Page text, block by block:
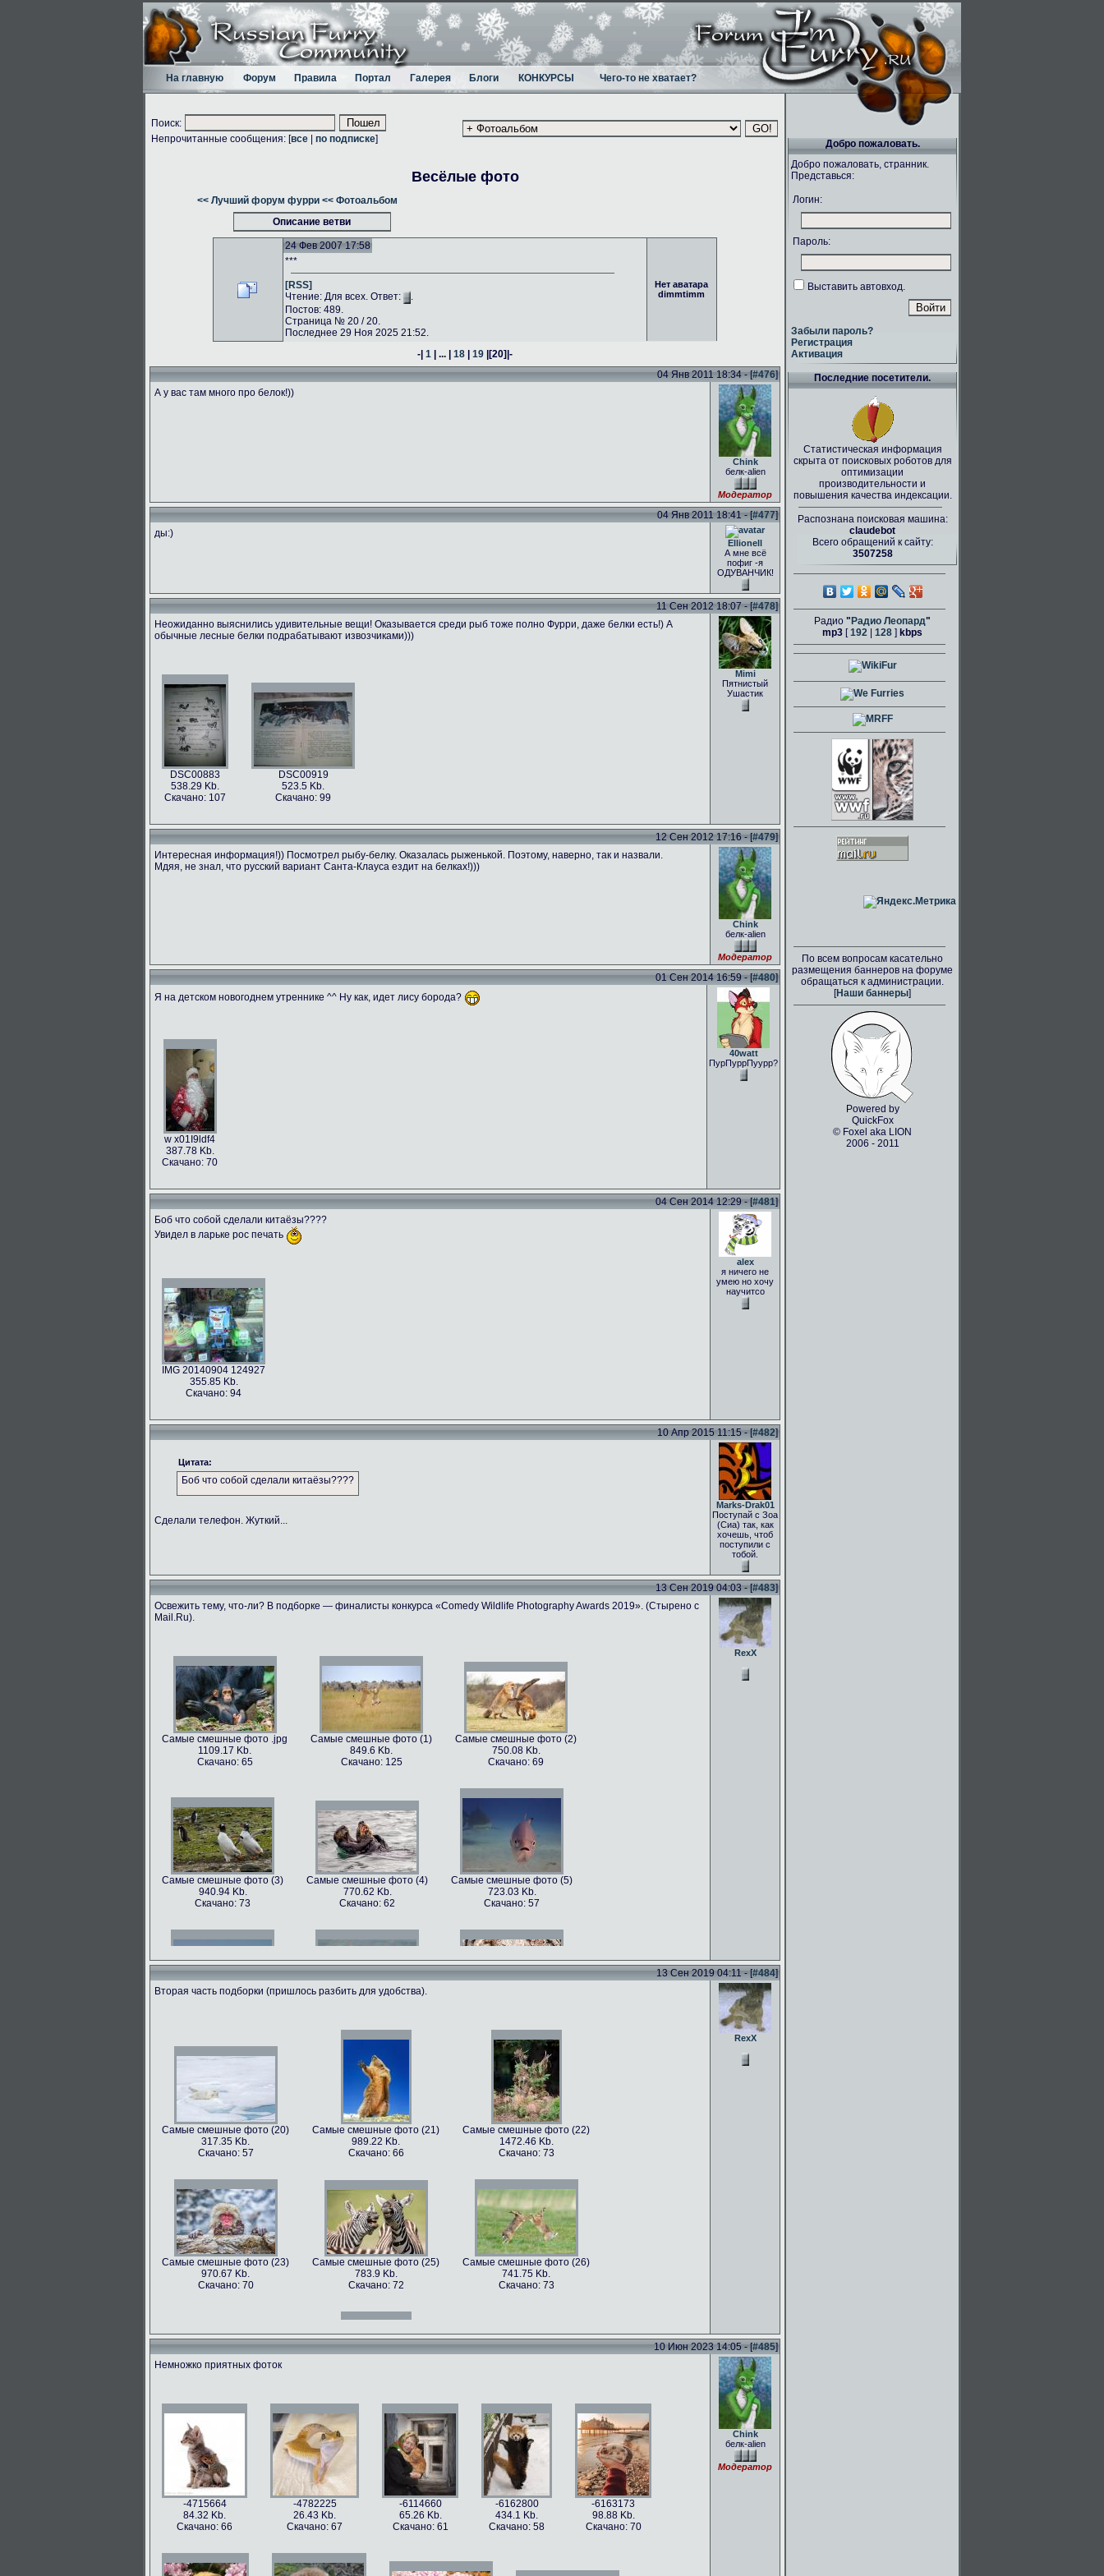
На главную Форум Правила Портал Галерея Блоги КОНКУРСЫ Чего-то не хватает?
Поиск:
Непрочитанные сообщения: [все по подписке]
Весёлые фото
<< Лучший форум фурри << Фотоальбом
Описание ветви
24 Фев 2007 17:58
Нет аватара
dimmtimm
***
[RSS]
Чтение: Для всех. Ответ:
.
Постов: 489.
Страница № 20 / 20.
Последнее 29 Ноя 2025 21:52.
-| 1 | ... | 18 | 19 |[20]|-
04 Янв 2011 18:34 - [#476]
А у вас там много про белок!))
Chink
белк-alien
Модератор
04 Янв 2011 18:41 - [#477]
ды:)
Ellionell
А мне всё
пофиг -я
ОДУВАНЧИК!
11 Сен 2012 18:07 - [#478]
Неожиданно выяснились удивительные вещи! Оказывается среди рыб тоже полно Фурри, даже белки есть!) А
обычные лесные белки подрабатывают извозчиками)))
DSC00883
538.29 Kb.
Скачано: 107
DSC00919
523.5 Kb.
Скачано: 99
Mimi
Пятнистый
Ушастик
12 Сен 2012 17:16 - [#479]
Интересная информация!)) Посмотрел рыбу-белку. Оказалась рыженькой. Поэтому, наверно, так и назвали.
Мдяя, не знал, что русский вариант Санта-Клауса ездит на белках!)))
Chink
белк-alien
Модератор
01 Сен 2014 16:59 - [#480]
Я на детском новогоднем утреннике ^^ Ну как, идет лису борода?
w x01I9ldf4
387.78 Kb.
Скачано: 70
40watt
ПурПуррПуурр?
04 Сен 2014 12:29 - [#481]
Боб что собой сделали китаёзы????
Увидел в ларьке рос печать
IMG 20140904 124927
355.85 Kb.
Скачано: 94
alex
я ничего не
умею но хочу
научитсо
10 Апр 2015 11:15 - [#482]
Цитата:
Боб что собой сделали китаёзы????
Сделали телефон. Жуткий...
Marks-Drak01
Поступай с Зоа
(Сиа) так, как
хочешь, чтоб
поступили с
тобой.
13 Сен 2019 04:03 - [#483]
Освежить тему, что-ли? В подборке — финалисты конкурса «Comedy Wildlife Photography Awards 2019». (Стырено с
Mail.Ru).
Самые смешные фото .jpg
1109.17 Kb.
Скачано: 65
Самые смешные фото (1)
849.6 Kb.
Скачано: 125
Самые смешные фото (2)
750.08 Kb.
Скачано: 69
Самые смешные фото (3)
940.94 Kb.
Скачано: 73
Самые смешные фото (4)
770.62 Kb.
Скачано: 62
Самые смешные фото (5)
723.03 Kb.
Скачано: 57
Самые смешные фото (9)
562.79 Kb.
Самые смешные фото (10)
899.22 Kb.
Самые смешные фото (11)
814.79 Kb.
996.47 Kb.
Скачано: 71
Самые смешные фото (15)
809.97 Kb.
Скачано: 68
Самые смешные фото (16)
674.29 Kb.
Скачано: 79
Самые смешные фото (17)
213.46 Kb.
Скачано: 66
RexX
13 Сен 2019 04:11 - [#484]
Вторая часть подборки (пришлось разбить для удобства).
Самые смешные фото (20)
317.35 Kb.
Скачано: 57
Самые смешные фото (21)
989.22 Kb.
Скачано: 66
Самые смешные фото (22)
1472.46 Kb.
Скачано: 73
Самые смешные фото (23)
970.67 Kb.
Скачано: 70
Самые смешные фото (25)
783.9 Kb.
Скачано: 72
Самые смешные фото (26)
741.75 Kb.
Скачано: 73
Самые смешные фото (27)
Скачано: 61
Самые смешные фото (28)
1158.5 Kb.
Скачано: 76
Самые смешные фото (30)
1018.75 Kb.
Скачано: 75
Самые смешные фото (31)
626.42 Kb.
Скачано: 77
Самые смешные фото (33)
1054 Kb.
Скачано: 85
Скачано: 67
RexX
10 Июн 2023 14:05 - [#485]
Немножко приятных фоток
-4715664
84.32 Kb.
Скачано: 66
-4782225
26.43 Kb.
Скачано: 67
-6114660
65.26 Kb.
Скачано: 61
-6162800
434.1 Kb.
Скачано: 58
-6163173
98.88 Kb.
Скачано: 70
Chink
белк-alien
Модератор
Добро пожаловать.
Добро пожаловать, странник.
Представься:
Логин:
Пароль:
Выставить автовход.
Забыли пароль?
Регистрация
Активация
Последние посетители.
Статистическая информация
скрыта от поисковых роботов для
оптимизации
производительности и
повышения качества индексации.
Распознана поисковая машина:
claudebot
Всего обращений к сайту:
3507258
Радио " Радио Леопард"
mp3 [192 128 ] kbps
По всем вопросам касательно
размещения баннеров на форуме
обращаться к администрации.
[Наши баннеры]
Powered by
QuickFox
© Foxel aka LION
2006 - 2011